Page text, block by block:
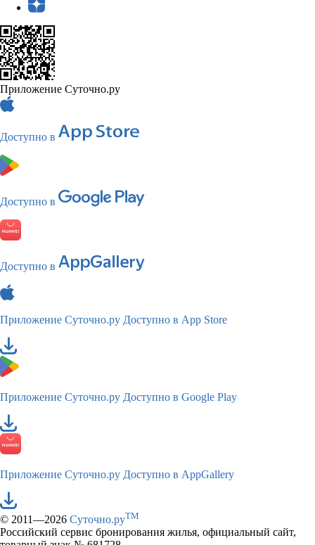
Приложение Суточно.ру
Доступно в
Доступно в
Доступно в
Приложение Суточно.ру Доступно в App Store
Приложение Суточно.ру Доступно в Google Play
Приложение Суточно.ру Доступно в AppGallery
© 2011—2026 Суточно.руTM
Российский сервис бронирования жилья, официальный сайт,